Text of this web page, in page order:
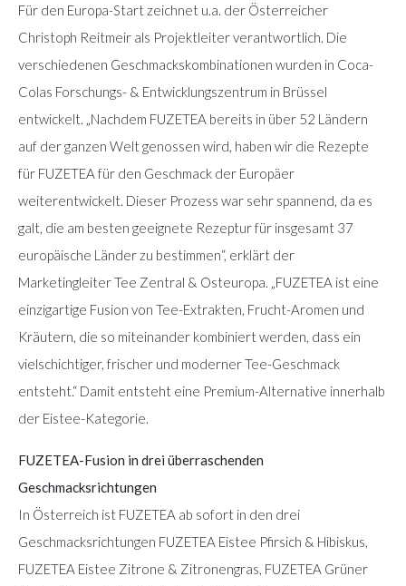
Für den Europa-Start zeichnet u.a. der Österreicher
Christoph Reitmeir als Projektleiter verantwortlich. Die
verschiedenen Geschmackskombinationen wurden in Coca-
Colas Forschungs- & Entwicklungszentrum in Brüssel
entwickelt. „Nachdem FUZETEA bereits in über 52 Ländern
auf der ganzen Welt genossen wird, haben wir die Rezepte
für FUZETEA für den Geschmack der Europäer
weiterentwickelt. Dieser Prozess war sehr spannend, da es
galt, die am besten geeignete Rezeptur für insgesamt 37
europäische Länder zu bestimmen“, erklärt der
Marketingleiter Tee Zentral & Osteuropa. „FUZETEA ist eine
einzigartige Fusion von Tee-Extrakten, Frucht-Aromen und
Kräutern, die so miteinander kombiniert werden, dass ein
vielschichtiger, frischer und moderner Tee-Geschmack
entsteht.“ Damit entsteht eine Premium-Alternative innerhalb
der Eistee-Kategorie.
FUZETEA-Fusion in drei überraschenden
Geschmacksrichtungen
In Österreich ist FUZETEA ab sofort in den drei
Geschmacksrichtungen FUZETEA Eistee Pfirsich & Hibiskus,
FUZETEA Eistee Zitrone & Zitronengras, FUZETEA Grüner